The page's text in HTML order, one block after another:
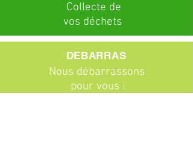
Collecte de
vos déchets
DEBARRAS
Nous débarrassons
pour vous !